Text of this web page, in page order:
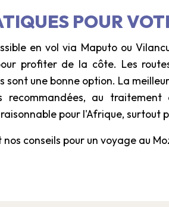
POUR
en vol via Maputo ou
profiter de la côte. Les
sont une bonne option. La
recommandées, au
pour l'Afrique, surtout
conseils pour un voyage au